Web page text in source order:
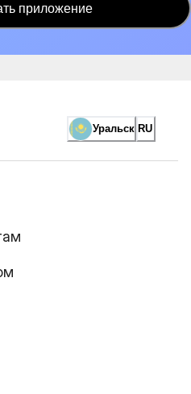
приложение
Уральск RU